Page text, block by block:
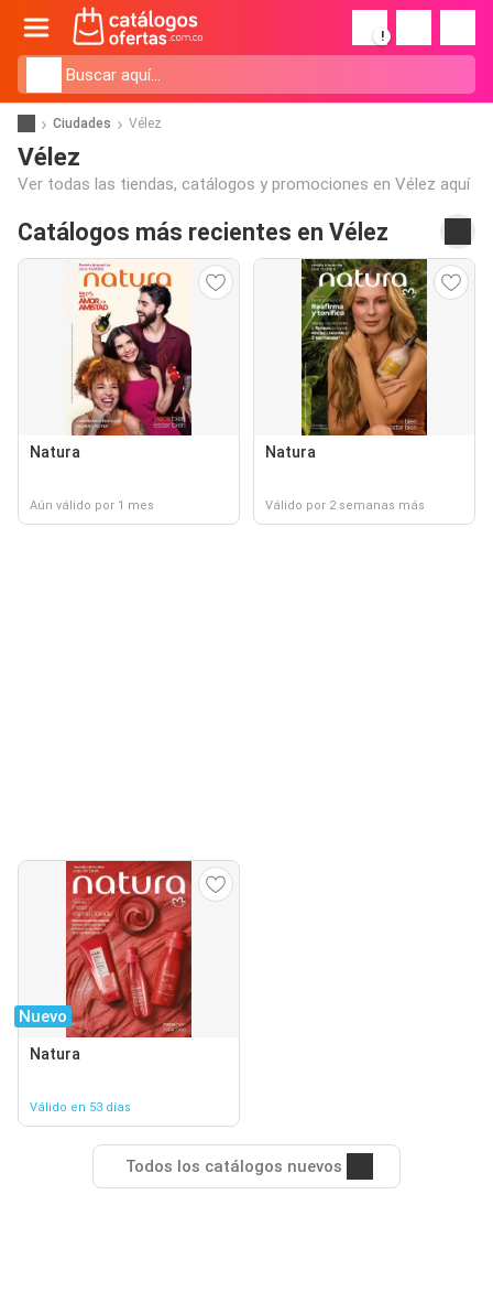
!
Ciudades Vélez
Vélez
Ver todas las tiendas, catálogos y promociones en Vélez aquí
Catálogos más recientes en Vélez
Natura
Aún válido por 1 mes
Natura
Válido por 2 semanas más
Nuevo
Natura
Válido en 53 días
Todos los catálogos nuevos